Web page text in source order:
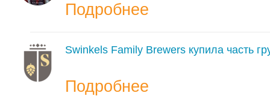
Подробнее
Swinkels Family Brewers купила часть
Подробнее